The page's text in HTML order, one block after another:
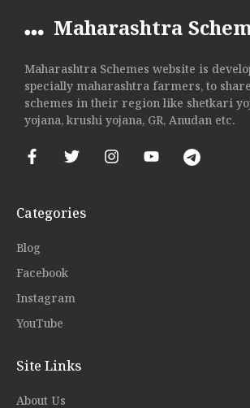
Maharashtra
Maharashtra Schemes website is
specially maharashtra farmers, to
schemes in their region like shetkari
yojana, krushi yojana, GR, Anudan etc.
Categories
Blog
Facebook
Instagram
YouTube
Site Links
About Us